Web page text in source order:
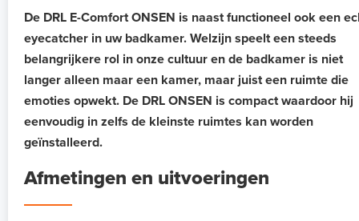
De DRL E-Comfort ONSEN is naast functioneel ook een
eyecatcher in uw badkamer. Welzijn speelt een steeds
belangrijkere rol in onze cultuur en de badkamer is niet
langer alleen maar een kamer, maar juist een ruimte die
emoties opwekt. De DRL ONSEN is compact waardoor hij
eenvoudig in zelfs de kleinste ruimtes kan worden
geïnstalleerd.
Afmetingen en uitvoeringen